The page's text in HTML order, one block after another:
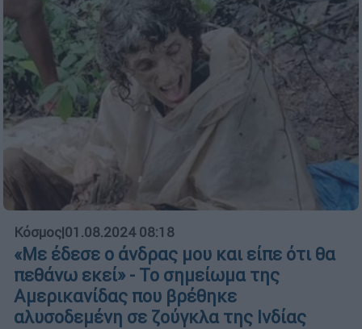
Κόσμος|01.08.2024 08:18
«Με έδεσε ο άνδρας μου και είπε ότι θα
πεθάνω εκεί» - Το σημείωμα της
Αμερικανίδας που βρέθηκε
αλυσοδεμένη σε ζούγκλα της Ινδίας